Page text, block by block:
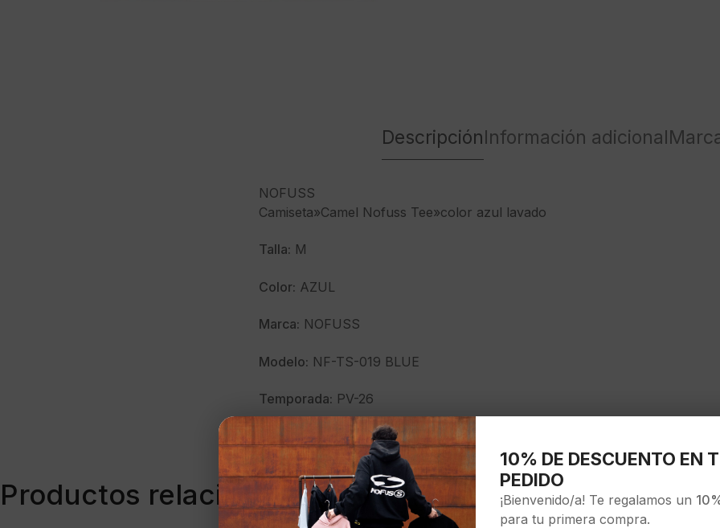
DescripciónInformación adicional
NOFUSS
Camiseta»Camel Nofuss Tee»color azul lavado
Talla: M
Color: AZUL
Marca: NOFUSS
Modelo: NF-TS-019 BLUE
Temporada: PV-26
40820
Productos relacionados
10% DE DESCUENTO EN
PEDIDO
¡Bienvenido/a! Te regalamos un
para tu primera compra.